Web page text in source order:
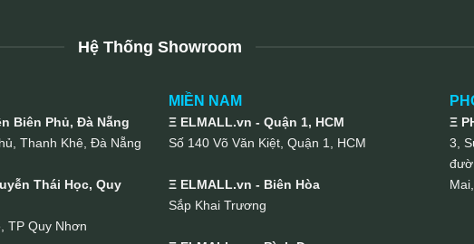
Hệ Thống Showroom
Biên Phủ, Đà Nẵng
Thanh Khê, Đà Nẵng
Thái Học, Quy
TP Quy Nhơn
MIỀN NAM
Ξ ELMALL.vn - Quận 1, HCM
Số 140 Võ Văn Kiệt, Quận 1, HCM
Ξ ELMALL.vn - Biên Hòa
Sắp Khai Trương
Ξ
3,